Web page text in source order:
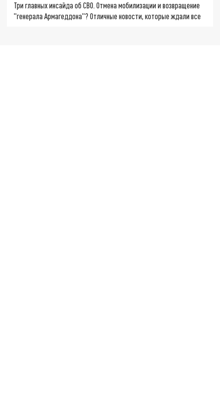
Три главных инсайда об СВО. Отмена мобилизации и возвращение
"генерала Армагеддона"? Отличные новости, которые ждали все